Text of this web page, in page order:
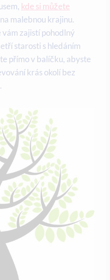
kde si můžete
malebnou krajinu.
zajistí pohodlný⁣
starosti s⁣ hledáním
přímo v⁢ balíčku, abyste
krás okolí bez